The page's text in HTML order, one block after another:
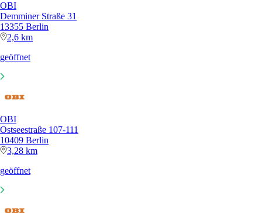
OBI
Demminer Straße 31
13355 Berlin
2,6 km
geöffnet
OBI
Ostseestraße 107-111
10409 Berlin
3,28 km
geöffnet